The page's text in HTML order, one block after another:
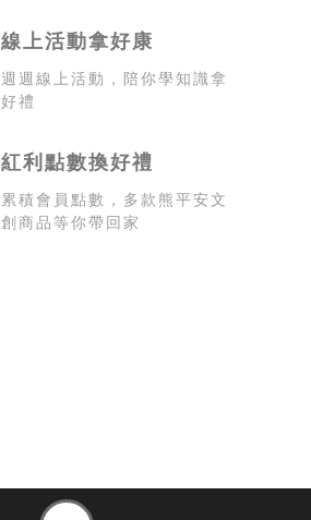
線上活動拿好康
週週線上活動，陪你學知識拿
好禮
紅利點數換好禮
累積會員點數，多款熊平安文
創商品等你帶回家